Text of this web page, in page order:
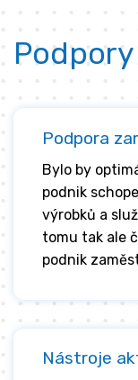
Podpora
Bylo by
podnik
výrobků a
tomu tak ale
podnik
Nástroje